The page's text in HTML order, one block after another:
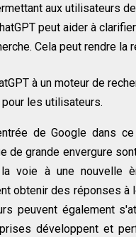
aux utilisateurs
peut aider à
Cela peut rendre la
à un moteur de
les utilisateurs.
de Google dans
de grande envergure
la voie à une nouvelle
obtenir des réponses
peuvent également
développent et